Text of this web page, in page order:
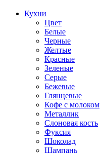
Кухни
Цвет
Белые
Черные
Желтые
Красные
Зеленые
Серые
Бежевые
Глянцевые
Кофе с молоком
Металлик
Слоновая кость
Фуксия
Шоколад
Шампань